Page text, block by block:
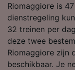
Riomaggiore is
dienstregeling
32 treinen per
deze twee
Riomaggiore zijn
beschikbaar. Je